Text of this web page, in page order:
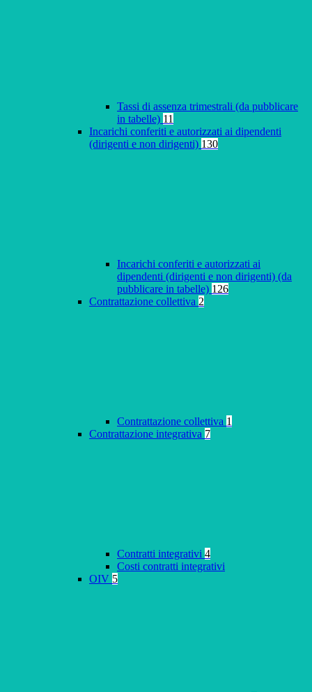
Tassi di assenza trimestrali (da pubblicare
in tabelle) 11
Incarichi conferiti e autorizzati ai dipendenti
(dirigenti e non dirigenti) 130
Incarichi conferiti e autorizzati ai
dipendenti (dirigenti e non dirigenti) (da
pubblicare in tabelle) 126
Contrattazione collettiva 2
Contrattazione collettiva 1
Contrattazione integrativa 7
Contratti integrativi 4
Costi contratti integrativi
OIV 5